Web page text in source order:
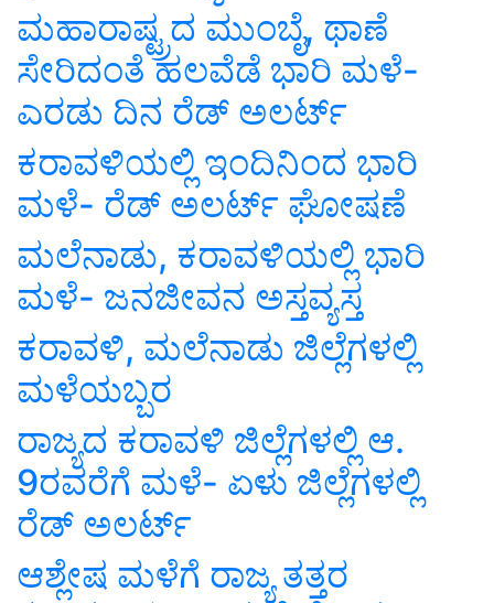
ಮಹಾರಾಷ್ಟ್ರದ ಮುಂಬೈ, ಥಾಣೆ
ಸೇರಿದಂತೆ ಹಲವೆಡೆ ಭಾರಿ ಮಳೆ-
ಎರಡು ದಿನ ರೆಡ್ ಅಲರ್ಟ್
ಕರಾವಳಿಯಲ್ಲಿ ಇಂದಿನಿಂದ ಭಾರಿ
ಮಳೆ- ರೆಡ್ ಅಲರ್ಟ್ ಘೋಷಣೆ
ಮಲೆನಾಡು, ಕರಾವಳಿಯಲ್ಲಿ ಭಾರಿ
ಮಳೆ- ಜನಜೀವನ ಅಸ್ತವ್ಯಸ್ತ
ಕರಾವಳಿ, ಮಲೆನಾಡು ಜಿಲ್ಲೆಗಳಲ್ಲಿ
ಮಳೆಯಬ್ಬರ
ರಾಜ್ಯದ ಕರಾವಳಿ ಜಿಲ್ಲೆಗಳಲ್ಲಿ ಆ.
9ರವರೆಗೆ ಮಳೆ- ಏಳು ಜಿಲ್ಲೆಗಳಲ್ಲಿ
ರೆಡ್ ಅಲರ್ಟ್
ಆಶ್ಲೇಷ ಮಳೆಗೆ ರಾಜ್ಯ ತತ್ತರ